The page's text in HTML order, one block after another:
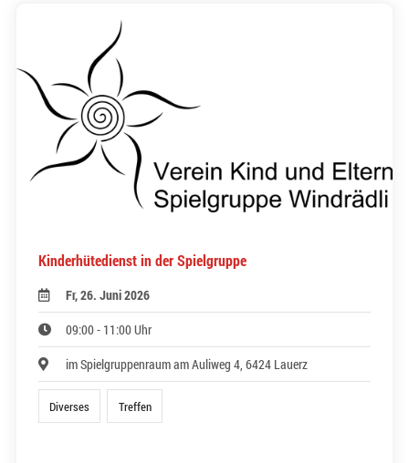
Kinderhütedienst in der Spielgruppe
Fr, 26. Juni 2026
09:00 - 11:00 Uhr
im Spielgruppenraum am Auliweg 4, 6424 Lauerz
Diverses Treffen